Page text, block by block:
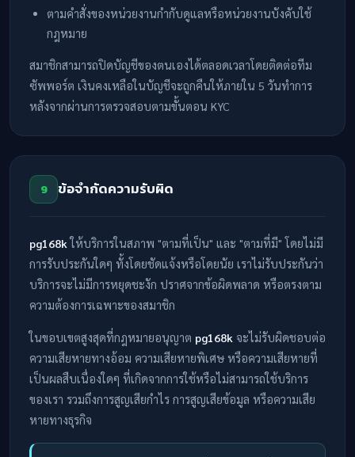
ตามคำสั่งของหน่วยงานกำกับดูแลหรือหน่วยงานบังคับใช้
กฎหมาย
สมาชิกสามารถปิดบัญชีของตนเองได้ตลอดเวลาโดยติดต่อทีม
ซัพพอร์ต เงินคงเหลือในบัญชีจะถูกคืนให้ภายใน 5 วันทำการ
หลังจากผ่านการตรวจสอบตามขั้นตอน KYC
9 ข้อจำกัดความรับผิด
pg168k ให้บริการในสภาพ "ตามที่เป็น" และ "ตามที่มี" โดยไม่มี
การรับประกันใดๆ ทั้งโดยชัดแจ้งหรือโดยนัย เราไม่รับประกันว่า
บริการจะไม่มีการหยุดชะงัก ปราศจากข้อผิดพลาด หรือตรงตาม
ความต้องการเฉพาะของสมาชิก
ในขอบเขตสูงสุดที่กฎหมายอนุญาต pg168k จะไม่รับผิดชอบต่อ
ความเสียหายทางอ้อม ความเสียหายพิเศษ หรือความเสียหายที่
เป็นผลสืบเนื่องใดๆ ที่เกิดจากการใช้หรือไม่สามารถใช้บริการ
ของเรา รวมถึงการสูญเสียกำไร การสูญเสียข้อมูล หรือความเสีย
หายทางธุรกิจ